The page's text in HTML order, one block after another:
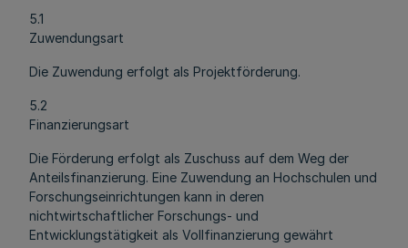
5.1
Zuwendungsart
Die Zuwendung erfolgt als Projektförderung.
5.2
Finanzierungsart
Die Förderung erfolgt als Zuschuss auf dem Weg der
Anteilsfinanzierung. Eine Zuwendung an Hochschulen und
Forschungseinrichtungen kann in deren
nichtwirtschaftlicher Forschungs- und
Entwicklungstätigkeit als Vollfinanzierung gewährt